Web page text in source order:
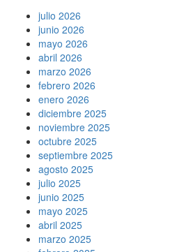
julio 2026
junio 2026
mayo 2026
abril 2026
marzo 2026
febrero 2026
enero 2026
diciembre 2025
noviembre 2025
octubre 2025
septiembre 2025
agosto 2025
julio 2025
junio 2025
mayo 2025
abril 2025
marzo 2025